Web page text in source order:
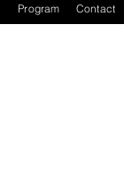
Program Contact